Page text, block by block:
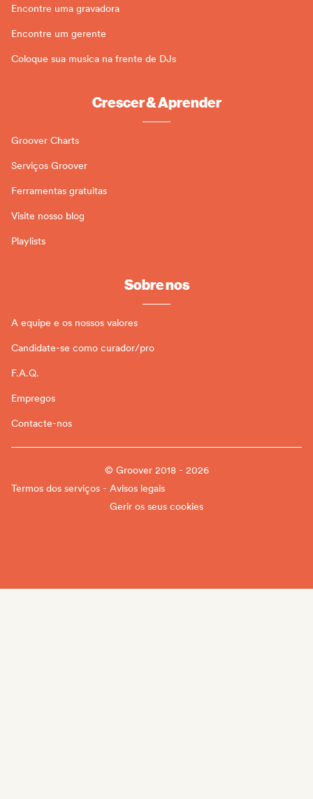
Encontre uma gravadora
Encontre um gerente
Coloque sua musica na frente de DJs
Crescer & Aprender
Groover Charts
Serviços Groover
Ferramentas gratuitas
Visite nosso blog
Playlists
Sobre nos
A equipe e os nossos valores
Candidate-se como curador/pro
F.A.Q.
Empregos
Contacte-nos
© Groover 2018 - 2026
Termos dos serviços - Avisos legais
Gerir os seus cookies